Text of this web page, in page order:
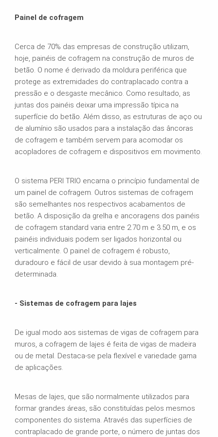
Painel de cofragem
Cerca de 70% das empresas de construção utilizam,
hoje, painéis de cofragem na construção de muros de
betão. O nome é derivado da moldura periférica que
protege as extremidades do contraplacado contra a
pressão e o desgaste mecânico. Como resultado, as
juntas dos painéis deixar uma impressão típica na
superfície do betão. Além disso, as estruturas de aço ou
de alumínio são usados para a instalação das âncoras
de cofragem e também servem para acomodar os
acopladores de cofragem e dispositivos em movimento.
O sistema PERI TRIO encarna o princípio fundamental de
um painel de cofragem. Outros sistemas de cofragem
são semelhantes nos respectivos acabamentos de
betão. A disposição da grelha e ancoragens dos painéis
de cofragem standard varia entre 2.70 m e 3.50 m, e os
painéis individuais podem ser ligados horizontal ou
verticalmente. O painel de cofragem é robusto,
duradouro e fácil de usar devido à sua montagem pré-
determinada.
- Sistemas de cofragem para lajes
De igual modo aos sistemas de vigas de cofragem para
muros, a cofragem de lajes é feita de vigas de madeira
ou de metal. Destaca-se pela flexível e variedade gama
de aplicações.
Mesas de lajes, que são normalmente utilizados para
formar grandes áreas, são constituídas pelos mesmos
componentes do sistema. Através das superfícies de
contraplacado de grande porte, o número de juntas dos